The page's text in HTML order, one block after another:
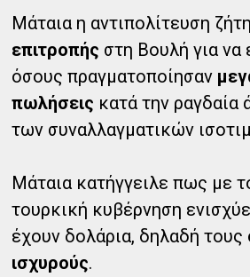
Μάταια η αντιπολίτευση
επιτροπής στη Βουλή για να
όσους πραγματοποίησαν
πωλήσεις κατά την
των συναλλαγματικών
Μάταια κατήγγειλε πως με
τουρκική κυβέρνηση
έχουν δολάρια, δηλαδή τους
ισχυρούς.